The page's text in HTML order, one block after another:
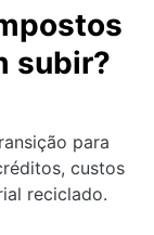
subir?
para
custos
reciclado.